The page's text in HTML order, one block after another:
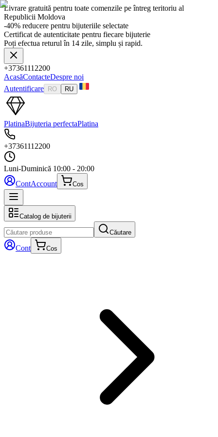
Livrare gratuită pentru toate comenzile pe întreg teritoriu al
Republicii Moldova
-40% reducere pentru bijuteriile selectate
Certificat de autenticitate pentru fiecare bijuterie
Poți efectua returul în 14 zile, simplu și rapid.
+37361112200
AcasăContacteDespre noi
Autentificare
RO RU
PlatinaBijuteria perfectaPlatina
+37361112200
Luni-Duminică 10:00 - 20:00
ContAccount Cos
Catalog de bijuterii
Căutare
Cont Cos